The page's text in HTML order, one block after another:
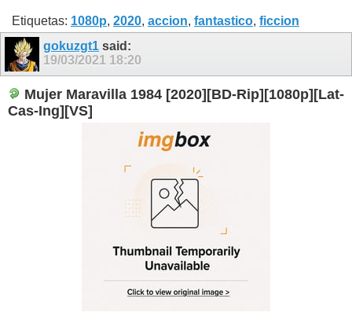
Etiquetas: 1080p, 2020, accion, fantastico, ficcion
gokuzgt1 said:
19/03/2021 18:20
Mujer Maravilla 1984 [2020][BD-Rip][1080p][Lat-
Cas-Ing][VS]